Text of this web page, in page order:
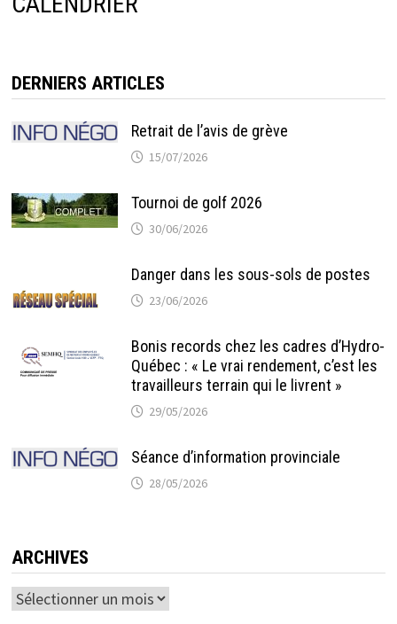
DERNIERS ARTICLES
Retrait de l’avis de grève
15/07/2026
Tournoi de golf 2026
30/06/2026
Danger dans les sous-sols de postes
23/06/2026
Bonis records chez les cadres d’Hydro-
Québec : « Le vrai rendement, c’est les
travailleurs terrain qui le livrent »
29/05/2026
Séance d’information provinciale
28/05/2026
ARCHIVES
Archives